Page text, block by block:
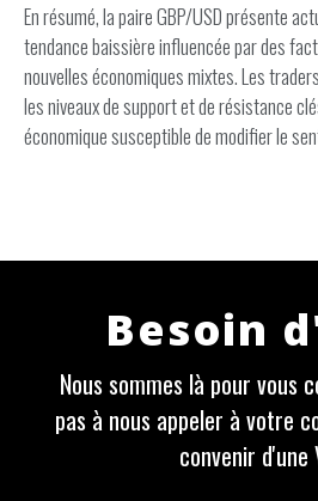
En résumé, la paire GBP/USD présente
tendance baissière influencée par des
nouvelles économiques mixtes. Les
les niveaux de support et de résistance
économique susceptible de modifier le
Besoin
Nous sommes là pour vous
pas à nous appeler à votre
convenir d'une